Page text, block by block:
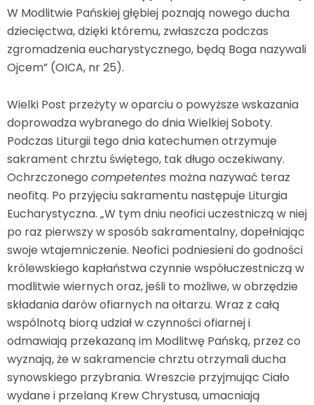
W Modlitwie Pańskiej głębiej poznają nowego ducha
dziecięctwa, dzięki któremu, zwłaszcza podczas
zgromadzenia eucharystycznego, będą Boga nazywali
Ojcem” (OICA, nr 25).
Wielki Post przeżyty w oparciu o powyższe wskazania
doprowadza wybranego do dnia Wielkiej Soboty.
Podczas Liturgii tego dnia katechumen otrzymuje
sakrament chrztu świętego, tak długo oczekiwany.
Ochrzczonego competentes można nazywać teraz
neofitą. Po przyjęciu sakramentu następuje Liturgia
Eucharystyczna. „W tym dniu neofici uczestniczą w niej
po raz pierwszy w sposób sakramentalny, dopełniając
swoje wtajemniczenie. Neofici podniesieni do godności
królewskiego kapłaństwa czynnie współuczestniczą w
modlitwie wiernych oraz, jeśli to możliwe, w obrzędzie
składania darów ofiarnych na ołtarzu. Wraz z całą
wspólnotą biorą udział w czynności ofiarnej i
odmawiają przekazaną im Modlitwę Pańską, przez co
wyznają, że w sakramencie chrztu otrzymali ducha
synowskiego przybrania. Wreszcie przyjmując Ciało
wydane i przelaną Krew Chrystusa, umacniają